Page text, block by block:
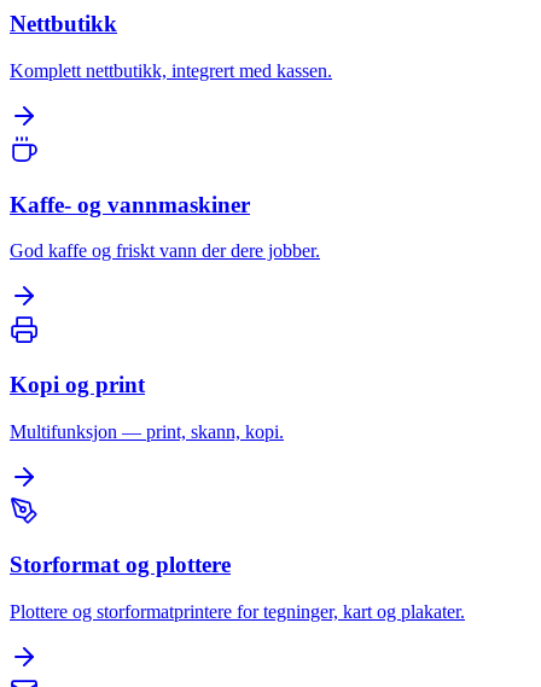
Nettbutikk
Komplett nettbutikk, integrert med kassen.
Kaffe- og vannmaskiner
God kaffe og friskt vann der dere jobber.
Kopi og print
Multifunksjon — print, skann, kopi.
Storformat og plottere
Plottere og storformatprintere for tegninger, kart og plakater.